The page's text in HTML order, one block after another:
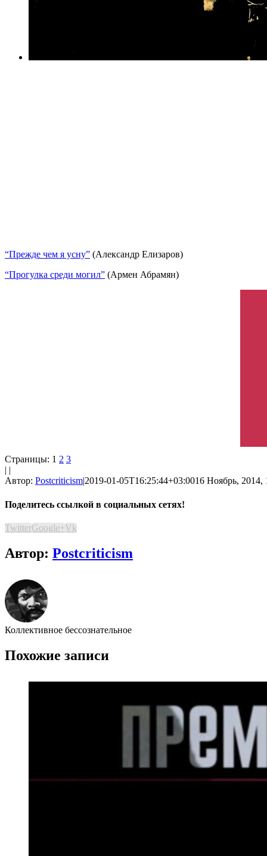
“Прежде чем я усну” (Александр Елизаров)
“Прогулка среди могил” (Армен Абрамян)
Страницы: 1 2 3
| |
Автор: Postcriticism|2019-01-05T16:25:44+03:0016 Ноябрь, 2014,
Поделитесь ссылкой в социальных сетях!
TwitterGoogle+Vk
Автор: Postcriticism
Коллективное бессознательное
Похожие записи